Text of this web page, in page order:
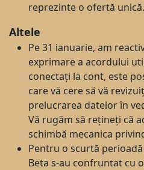
reprezinte o ofertă unică.
Altele
Pe 31 ianuarie, am
exprimare a acordului
conectați la cont, este
care vă cere să vă
prelucrarea datelor în
Vă rugăm să rețineți că
schimbă mecanica
Pentru o scurtă
Beta s-au confruntat cu